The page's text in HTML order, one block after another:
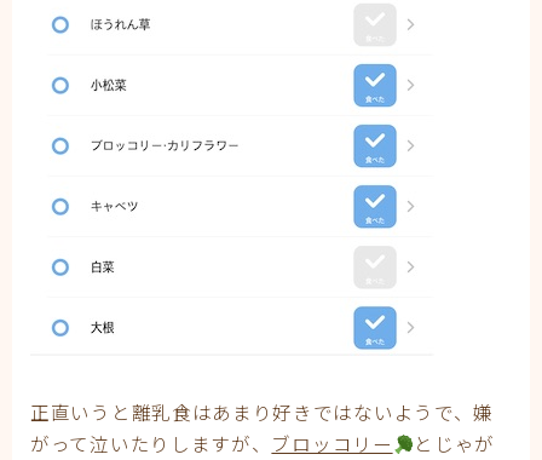
正直いうと離乳食はあまり好きではないようで、嫌
がって泣いたりしますが、 ブロッコリー
とじゃが